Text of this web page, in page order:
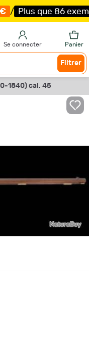
que 86 exemplaires
Se connecter Panier
Filtrer
1840) cal. 45